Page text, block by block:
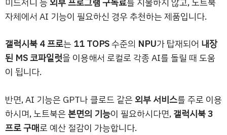
자체에서 AI 기능이 필요하신 경우 추천하는 제품입니다.
갤럭시북 4 프로는 11 TOPS수준의 NPU가 탑재되어 내장
된 MS 코파일럿을 이용해서 로컬로 각종 AI를 돌릴 때 도움
이 됩니다.
반면, AI 기능은 GPT나 클로드 같은외부 서비스를 주로 이용
하시며, 노트북은본면의 기능이 필요하시다면,갤럭시북 3
프로 구매로 예산 절감이 가능합니다.